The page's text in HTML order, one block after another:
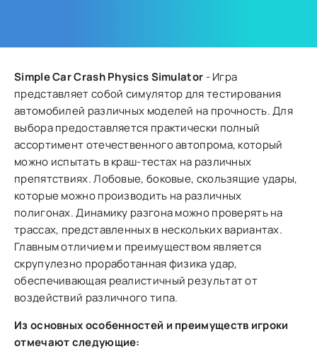
Simple Car Crash Physics Simulator - Игра
представляет собой симулятор для тестирования
автомобилей различных моделей на прочность. Для
выбора предоставляется практически полный
ассортимент отечественного автопрома, который
можно испытать в краш-тестах на различных
препятствиях. Лобовые, боковые, скользящие удары,
которые можно производить на различных
полигонах. Динамику разгона можно проверять на
трассах, представленных в нескольких вариантах.
Главным отличием и преимуществом является
скрупулезно проработанная физика удар,
обеспечивающая реалистичный результат от
воздействий различного типа.
Из основных особенностей и преимуществ игроки
отмечают следующие: